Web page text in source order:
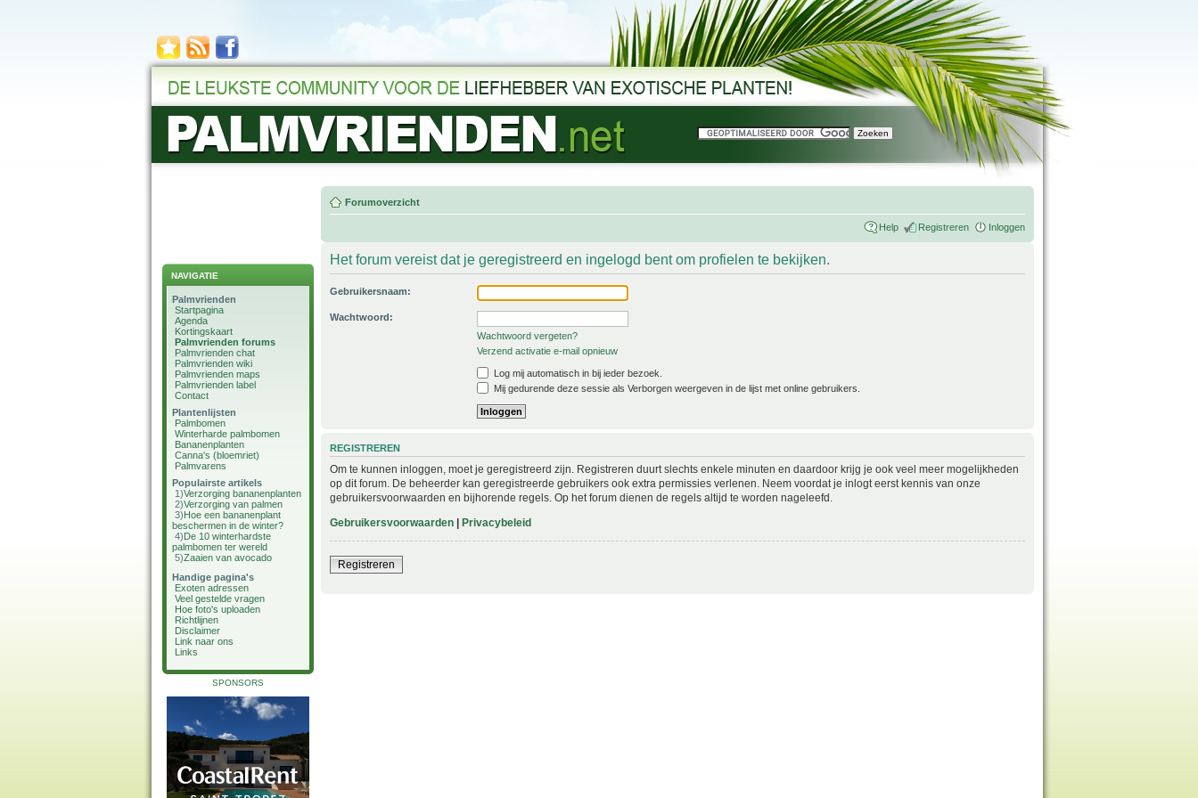
NAVIGATIE
Palmvrienden
Startpagina
Agenda
Kortingskaart
Palmvrienden forums
Palmvrienden chat
Palmvrienden wiki
Palmvrienden maps
Palmvrienden label
Contact
Plantenlijsten
Palmbomen
Winterharde palmbomen
Bananenplanten
Canna's (bloemriet)
Palmvarens
Populairste artikels
1)Verzorging bananenplanten
2)Verzorging van palmen
3)Hoe een bananenplant
beschermen in de winter?
4)De 10 winterhardste
palmbomen ter wereld
5)Zaaien van avocado
Handige pagina's
Exoten adressen
Veel gestelde vragen
Hoe foto's uploaden
Richtlijnen
Disclaimer
Link naar ons
Links
SPONSORS
Forumoverzicht
Help Registreren Inloggen
Het forum vereist dat je geregistreerd en ingelogd bent om profielen te bekijken.
Gebruikersnaam:
Wachtwoord:
Wachtwoord vergeten?
Verzend activatie e-mail opnieuw
Log mij automatisch in bij ieder bezoek.
Mij gedurende deze sessie als Verborgen weergeven in de lijst met online gebruikers.
REGISTREREN
Om te kunnen inloggen, moet je geregistreerd zijn. Registreren duurt slechts enkele minuten en daardoor krijg je ook veel meer mogelijkheden
op dit forum. De beheerder kan geregistreerde gebruikers ook extra permissies verlenen. Neem voordat je inlogt eerst kennis van onze
gebruikersvoorwaarden en bijhorende regels. Op het forum dienen de regels altijd te worden nageleefd.
Gebruikersvoorwaarden | Privacybeleid
Registreren